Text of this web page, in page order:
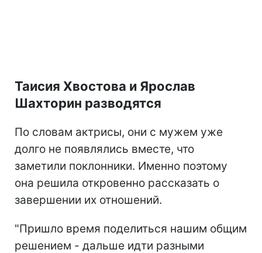
Таисия Хвостова и Ярослав
Шахторин разводятся
По словам актрисы, они с мужем уже
долго не появлялись вместе, что
заметили поклонники. Именно поэтому
она решила откровенно рассказать о
завершении их отношений.
"Пришло время поделиться нашим общим
решением - дальше идти разными